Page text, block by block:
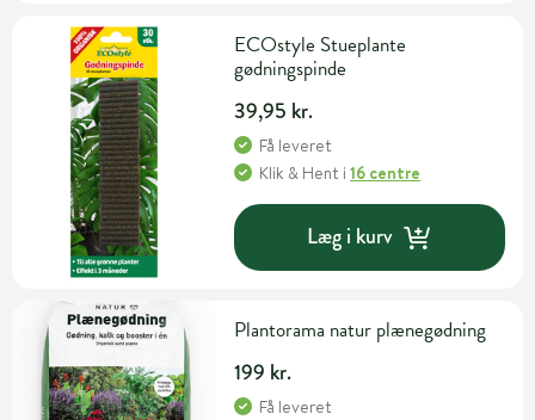
ECOstyle Stueplante
gødningspinde
39,95 kr.
Få leveret
Klik & Hent i16 centre
Læg i kurv
Plantorama natur plænegødning
199 kr.
Få leveret